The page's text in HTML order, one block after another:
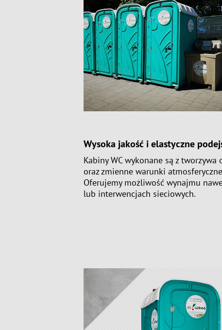
Wysoka jakość i elastyczne
Kabiny WC wykonane są z
oraz zmienne warunki
Oferujemy możliwość wynajmu
lub interwencjach sieciowych.